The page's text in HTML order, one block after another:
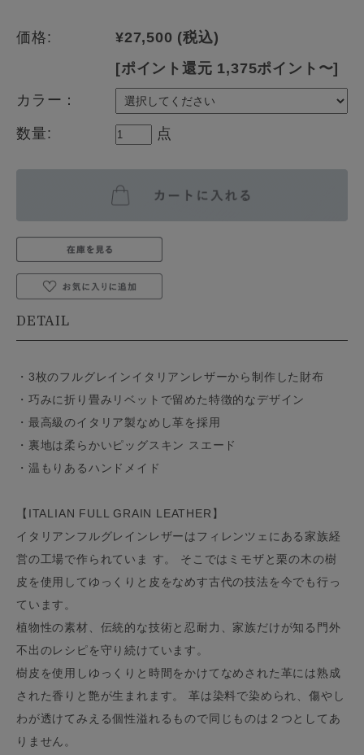
価格: ¥27,500 (税込)
[ポイント還元 1,375ポイント〜]
カラー：
数量: 点
DETAIL
・3枚のフルグレインイタリアンレザーから制作した財布
・巧みに折り畳みリベットで留めた特徴的なデザイン
・最高級のイタリア製なめし革を採用
・裏地は柔らかいピッグスキン スエード
・温もりあるハンドメイド
【ITALIAN FULL GRAIN LEATHER】
イタリアンフルグレインレザーはフィレンツェにある家族経
営の工場で作られていま す。 そこではミモザと栗の木の樹
皮を使用してゆっくりと皮をなめす古代の技法を今でも行っ
ています。
植物性の素材、伝統的な技術と忍耐力、家族だけが知る門外
不出のレシピを守り続けています。
樹皮を使用しゆっくりと時間をかけてなめされた革には熟成
された香りと艶が生まれます。 革は染料で染められ、傷やし
わが透けてみえる個性溢れるもので同じものは２つとしてあ
りません。